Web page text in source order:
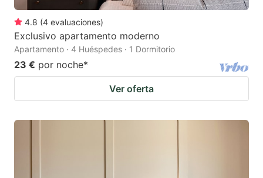
4.8 (4 evaluaciones)
Exclusivo apartamento moderno
Apartamento · 4 Huéspedes · 1 Dormitorio
23 € por noche*
Ver oferta